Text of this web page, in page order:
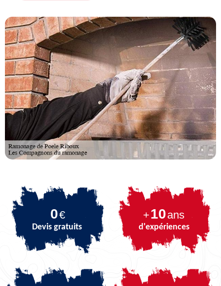
0€
Devis gratuits
+10ans
d'expériences